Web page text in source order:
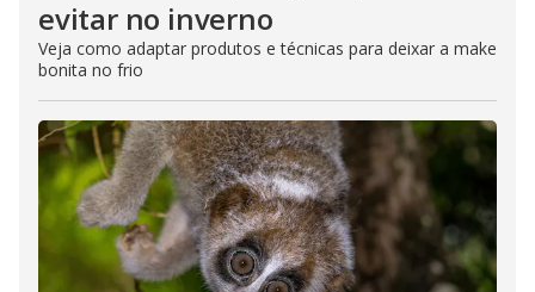
evitar no inverno
Veja como adaptar produtos e técnicas para deixar a make
bonita no frio